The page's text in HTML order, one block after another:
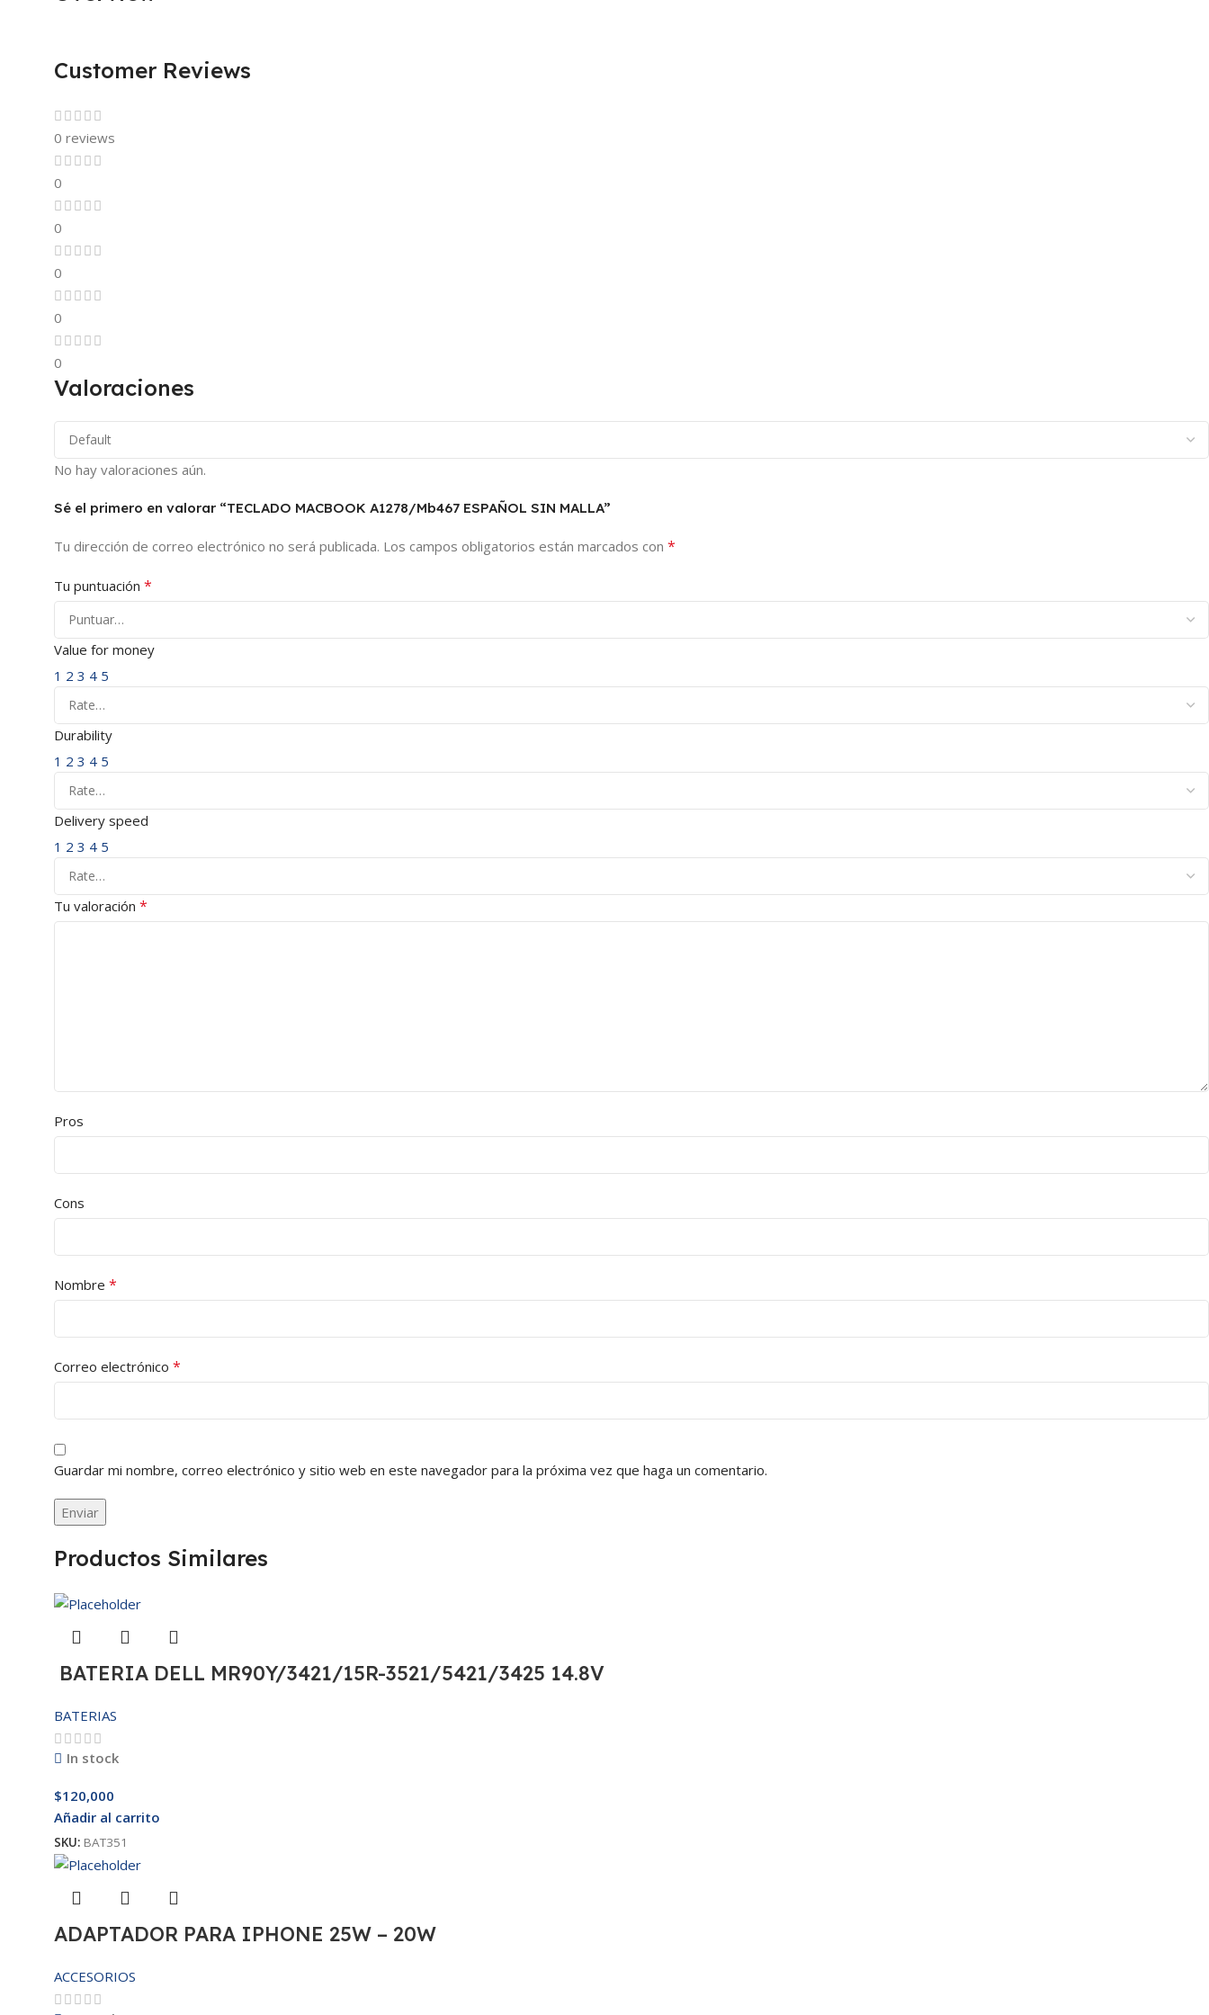
Customer Reviews
0 reviews
0
0
0
0
0
Valoraciones
No hay valoraciones aún.
Sé el primero en valorar “TECLADO MACBOOK A1278/Mb467 ESPAÑOL SIN MALLA”
Tu dirección de correo electrónico no será publicada. Los campos obligatorios están marcados con *
Tu puntuación *
Value for money
1 2 3 4 5
Durability
1 2 3 4 5
Delivery speed
1 2 3 4 5
Tu valoración *
Pros
Cons
Nombre *
Correo electrónico *
Guardar mi nombre, correo electrónico y sitio web en este navegador para la próxima vez que haga un comentario.
Productos Similares
BATERIA DELL MR90Y/3421/15R-3521/5421/3425 14.8V
BATERIAS
In stock
$120,000
Añadir al carrito
SKU: BAT351
ADAPTADOR PARA IPHONE 25W – 20W
ACCESORIOS